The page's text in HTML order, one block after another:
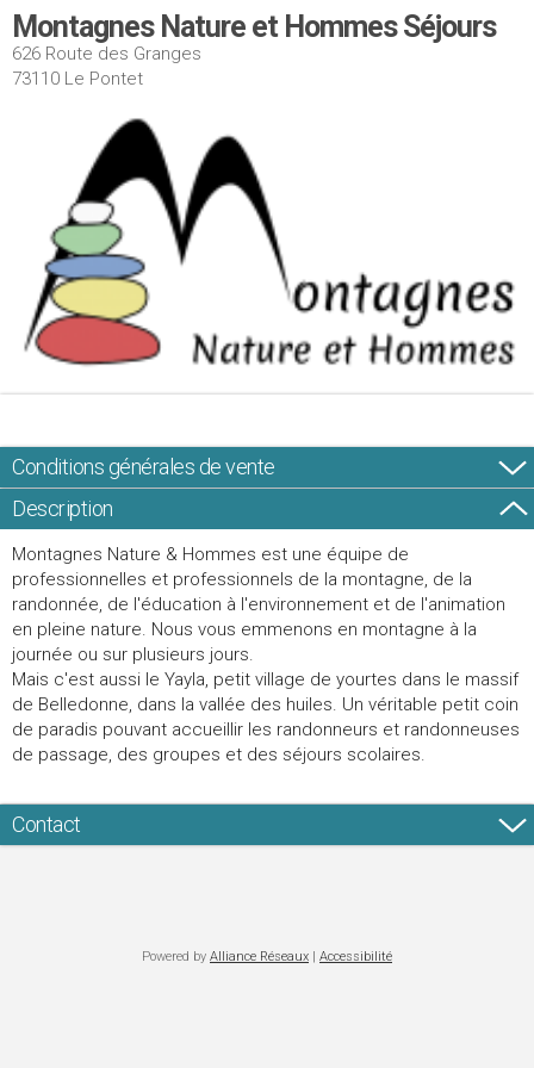
Montagnes Nature et Hommes Séjours
626 Route des Granges
73110 Le Pontet
Conditions générales de vente
Description
Montagnes Nature & Hommes est une équipe de
professionnelles et professionnels de la montagne, de la
randonnée, de l'éducation à l'environnement et de l'animation
en pleine nature. Nous vous emmenons en montagne à la
journée ou sur plusieurs jours.
Mais c'est aussi le Yayla, petit village de yourtes dans le massif
de Belledonne, dans la vallée des huiles. Un véritable petit coin
de paradis pouvant accueillir les randonneurs et randonneuses
de passage, des groupes et des séjours scolaires.
Contact
Powered by Alliance Réseaux Accessibilité